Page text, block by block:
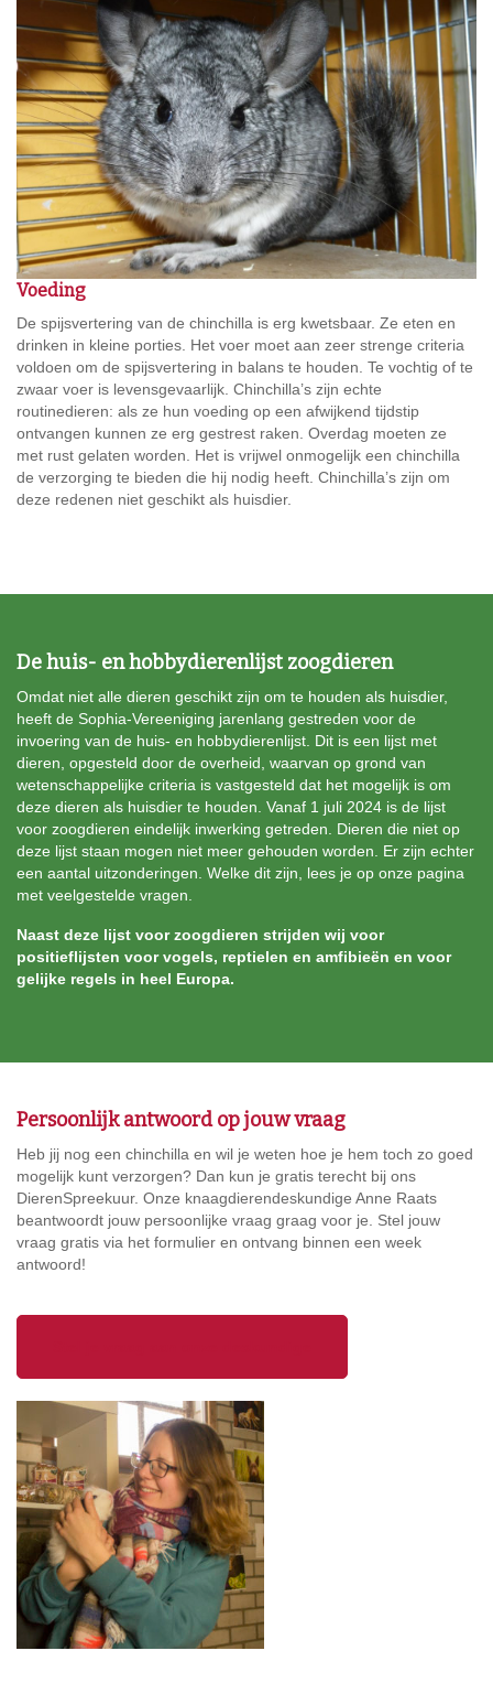
Voeding
De spijsvertering van de chinchilla is erg kwetsbaar. Ze eten en
drinken in kleine porties. Het voer moet aan zeer strenge criteria
voldoen om de spijsvertering in balans te houden. Te vochtig of te
zwaar voer is levensgevaarlijk. Chinchilla’s zijn echte
routinedieren: als ze hun voeding op een afwijkend tijdstip
ontvangen kunnen ze erg gestrest raken. Overdag moeten ze
met rust gelaten worden. Het is vrijwel onmogelijk een chinchilla
de verzorging te bieden die hij nodig heeft. Chinchilla’s zijn om
deze redenen niet geschikt als huisdier.
De huis- en hobbydierenlijst zoogdieren
Omdat niet alle dieren geschikt zijn om te houden als huisdier,
heeft de Sophia-Vereeniging jarenlang gestreden voor de
invoering van de huis- en hobbydierenlijst. Dit is een lijst met
dieren, opgesteld door de overheid, waarvan op grond van
wetenschappelijke criteria is vastgesteld dat het mogelijk is om
deze dieren als huisdier te houden. Vanaf 1 juli 2024 is de lijst
voor zoogdieren eindelijk inwerking getreden.
Dieren die niet op
deze lijst staan mogen niet meer gehouden worden. Er zijn echter
een aantal uitzonderingen. Welke dit zijn, lees je op onze pagina
met veelgestelde vragen
Naast deze lijst voor zoogdieren strijden wij voor
positieflijsten voor vogels, reptielen en amfibieën en voor
gelijke regels in heel Europa.
Persoonlijk antwoord op jouw vraag
Heb jij nog een chinchilla en wil je weten hoe je hem toch zo goed
mogelijk kunt verzorgen? Dan kun je gratis terecht bij ons
DierenSpreekuur. Onze knaagdierendeskundige Anne Raats
beantwoordt jouw persoonlijke vraag graag voor je. Stel jouw
vraag gratis via het formulier en ontvang binnen een week
antwoord!